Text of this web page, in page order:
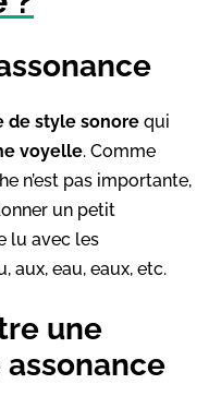
de style sonore qui
voyelle. Comme
n’est pas importante,
un petit
lu avec les
aux, eau, eaux, etc.
une